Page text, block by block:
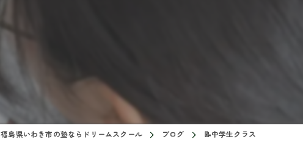
福島県いわき市の塾ならドリームスクール ブログ 📝中学生クラス